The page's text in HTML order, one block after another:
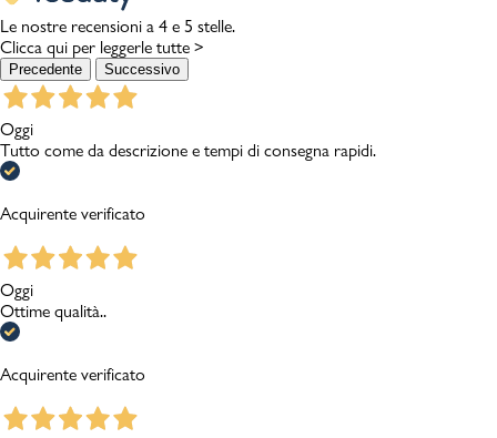
Le nostre recensioni a 4 e 5 stelle.
Clicca qui per leggerle tutte >
Precedente Successivo
Oggi
Tutto come da descrizione e tempi di consegna rapidi.
Acquirente verificato
Oggi
Ottime qualità..
Acquirente verificato